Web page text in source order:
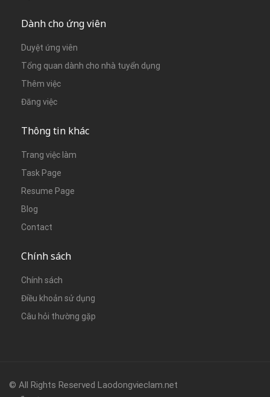
Dành cho ứng viên
Duyệt ứng viên
Tổng quan dành cho nhà tuyển dụng
Thêm việc
Đăng việc
Thông tin khác
Trang việc làm
Task Page
Resume Page
Blog
Contact
Chính sách
Chính sách
Điều khoản sử dụng
Câu hỏi thường gặp
© All Rights Reserved Laodongvieclam.net